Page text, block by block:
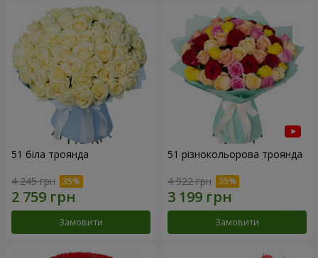
51 біла троянда
4 245 грн
Замовити
51 різнокольорова троянда
4 922 грн
Замовити